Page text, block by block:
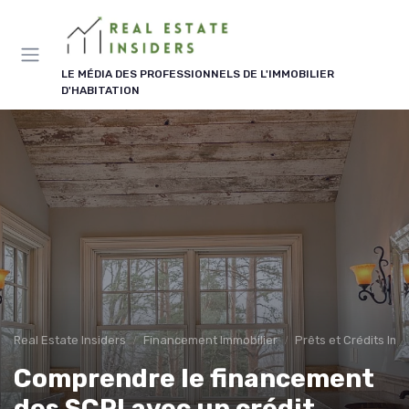
LE MÉDIA DES PROFESSIONNELS DE L'IMMOBILIER
D'HABITATION
Real Estate Insiders Financement Immobilier Prêts et Crédits
Comprendre le financement